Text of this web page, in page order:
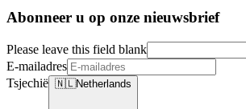
Abonneer u op onze nieuwsbrief
Please leave this field blank
E-mailadres
Tsjechië 🇳🇱Netherlands